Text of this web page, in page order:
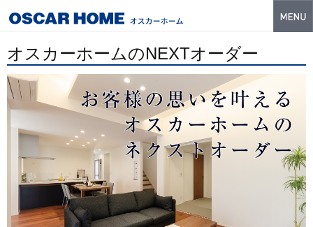
特長
性能・技術
イベント・モデルハウス
商品ラインナップ
建築実例
フォトギャラリー
オスカーホームのNEXTオーダー